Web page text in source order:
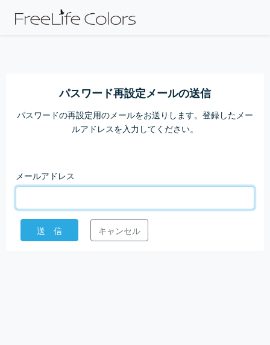
パスワード再設定メールの送信
パスワードの再設定用のメールをお送りします。登録したメー
ルアドレスを入力してください。
メールアドレス
送 信 キャンセル